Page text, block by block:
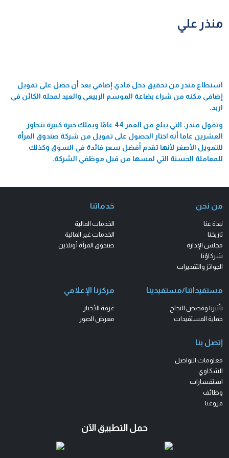
منذر علي
استطاع منذر من تحقيق دخل مادي إضافي بعد أن حصل على تمويل
إضافي مكنه من شراء بضاعة الموسم الربيعي والعيد لمحله الكائن في
اربد.
وتقول منذر، التي يبلغ من العمر 44 عامًا ويملك خبرة كبيرة تتجاوز
العشرين عاما أنه اختار الحصول على تمويل من شركة صندوق المرأة
للتمويل الأصغر لأنها تقدم أفضل سعر فائدة في السوق وكذلك
للمعاملة الحسنة التي لمسها من قبل موظفي الشركة.
من نحن
نبذة عنا
تاريخنا
مجلس الإدارة
شركاؤنا
الجوائز والتقديرات
خدماتنا
الخدمات المالية
الخدمات غير المالية
صندوق المرأة أونلاين
مستفيداتنا/مستفيدينا
تأثيرنا وقصص النجاح
حماية المستفيدات
مركزنا الإعلامي
غرفة الأخبار
معرض الصور
إتصل بنا
معلومات التواصل
الشكاوي
استفسارات
وظائف
فروعنا
حمل التطبيق الآن